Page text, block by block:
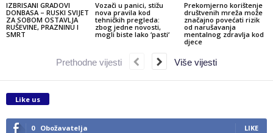
IZBRISANI GRADOVI
DONBASA – RUSKI SVIJET
ZA SOBOM OSTAVLJA
RUŠEVINE, PRAZNINU I
SMRT
Vozači u panici, stižu
nova pravila kod
tehničkih pregleda:
zbog jedne novosti,
mogli biste lako ‘pasti‘
Prekomjerno korištenje
društvenih mreža može
značajno povećati rizik
od narušavanja
mentalnog zdravlja kod
djece
Prethodne vijesti Više vijesti
Like us
0 Obožavatelja LIKE